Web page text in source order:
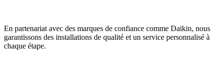
En partenariat avec des marques de confiance comme Daikin, nous
garantissons des installations de qualité et un service personnalisé à
chaque étape.